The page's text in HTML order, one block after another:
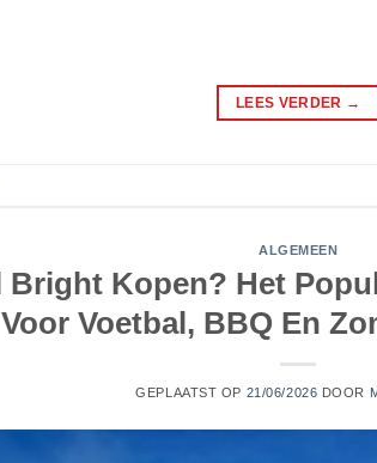
LEES VERDER →
ALGEMEEN
Bright Kopen? Het
Voor Voetbal, BBQ En
GEPLAATST OP 21/06/2026 DOOR